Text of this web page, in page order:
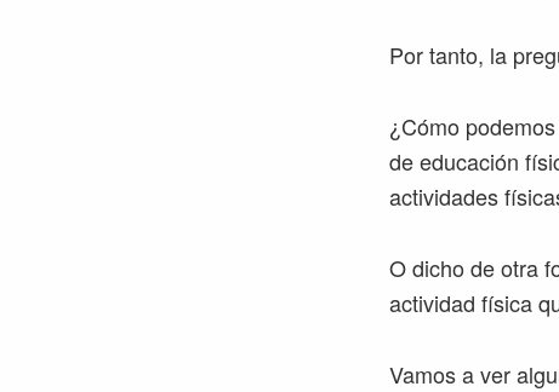
Por tanto, la
¿Cómo
de educación
actividades
O dicho de otra
actividad física
Vamos a ver